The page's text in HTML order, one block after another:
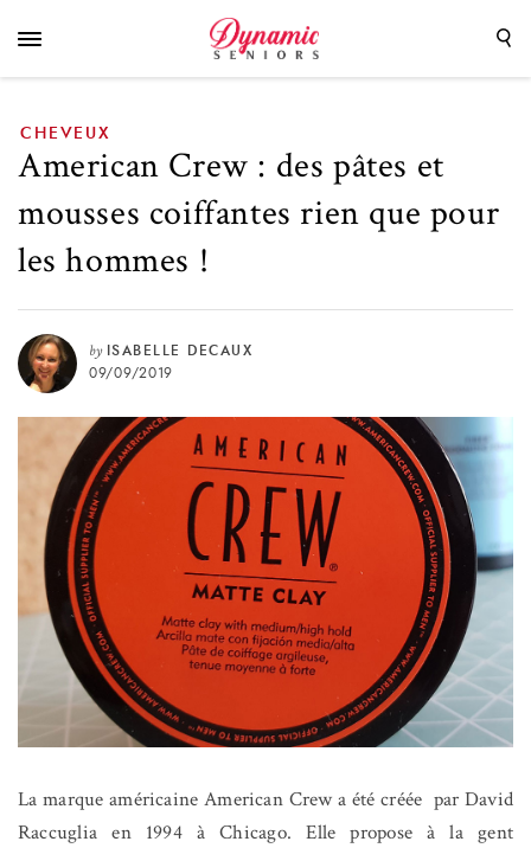
rien que pour les hommes !
CHEVEUX
American Crew : des pâtes et
mousses coiffantes rien que pour
les hommes !
by ISABELLE DECAUX
09/09/2019
La marque américaine American Crew a été créée par David
Raccuglia en 1994 à Chicago. Elle propose à la gent